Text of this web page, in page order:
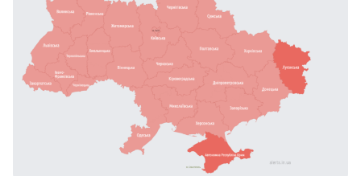
Despre ZdG